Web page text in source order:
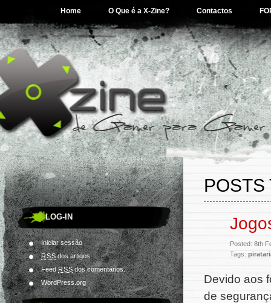
Home O Que é a X-Zine? Contactos
LOG-IN
Iniciar sessão
RSSdos artigos
FeedRSSdos comentários.
WordPress.org
POSTS
Posted: 8th
Tags:
Devido aos
de